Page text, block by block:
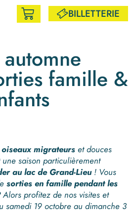
BILLETTERIE
famille &
oiseaux migrateurs et douces
saison particulièrement
au lac de Grand-Lieu! Vous
sorties en famille pendant les
Alors profitez de nos visites et
samedi 19 octobre au dimanche 3